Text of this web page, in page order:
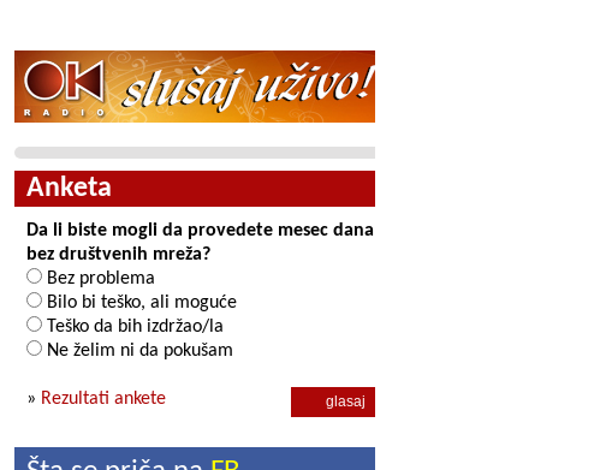
Anketa
Da li biste mogli da provedete mesec dana
bez društvenih mreža?
Bez problema
Bilo bi teško, ali moguće
Teško da bih izdržao/la
Ne želim ni da pokušam
» Rezultati ankete